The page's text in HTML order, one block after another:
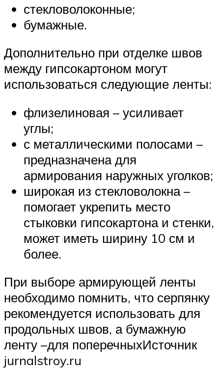
стекловолоконные;
бумажные.
Дополнительно при отделке швов
между гипсокартоном могут
использоваться следующие ленты:
флизелиновая – усиливает
углы;
с металлическими полосами –
предназначена для
армирования наружных уголков;
широкая из стекловолокна –
помогает укрепить место
стыковки гипсокартона и стенки,
может иметь ширину 10 см и
более.
При выборе армирующей ленты
необходимо помнить, что серпянку
рекомендуется использовать для
продольных швов, а бумажную
ленту –для поперечныхИсточник
jurnalstroy.ru